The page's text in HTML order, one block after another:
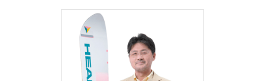
研究・学外連携